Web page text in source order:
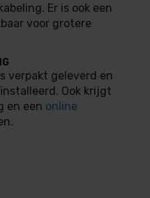
Er is ook een
voor grotere
verpakt geleverd en
Ook krijgt
en een online